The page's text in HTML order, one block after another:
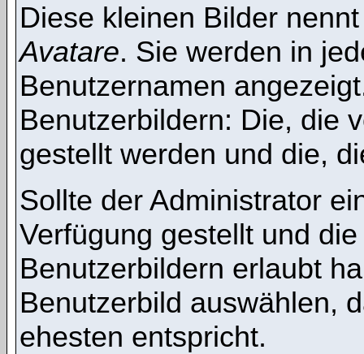
Diese kleinen Bilder
Avatare. Sie werden in
Benutzernamen
Benutzerbildern: Die, die
gestellt werden und die,
Sollte der Administrator
Verfügung gestellt und
Benutzerbildern erlaubt
Benutzerbild auswählen,
ehesten entspricht.